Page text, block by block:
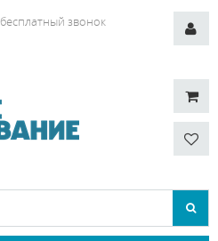
бесплатный звонок